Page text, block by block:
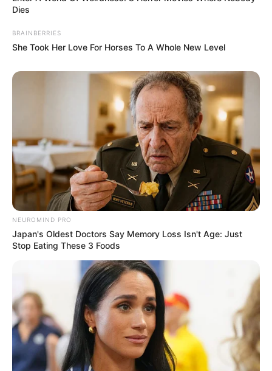
Jangan lupa untuk mengikuti terus aktivitas penyanyi berbakat asal
Jepang, Ruann dengan debut solonya di Korea Selatan. Dukung
terus dan semangat untuk Ruann!
TAGS PENULIS LAGU PENYANYI RUANN SELEBRITI KOREA
Dies
BRAINBERRIES
She Took Her Love For Horses To A Whole New Level
NEUROMIND PRO
Japan's Oldest Doctors Say Memory Loss Isn't Age: Just
Stop Eating These 3 Foods